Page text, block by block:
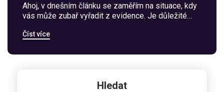
Ahoj, v dnešním článku se zaměřím na situace, kdy
vás může zubař vyřadit z evidence. Je důležité
situace mohou vést k takovému kroku a jak se
a mnohem více najdete v mém dnešním článku.
Číst více
Hledat